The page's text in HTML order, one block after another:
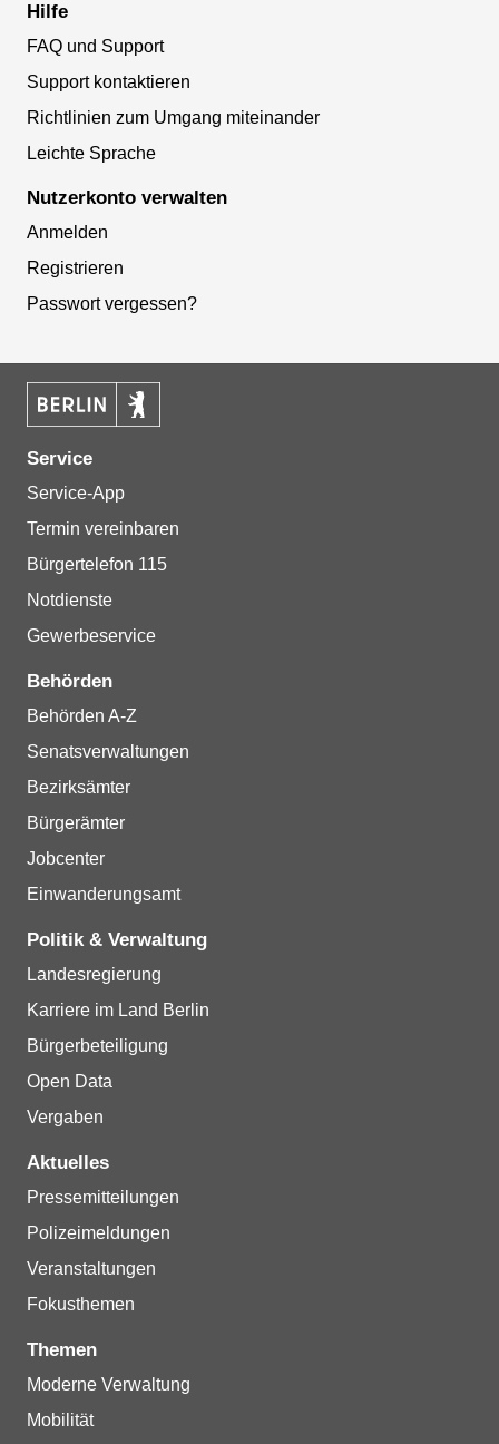
Hilfe
FAQ und Support
Support kontaktieren
Richtlinien zum Umgang miteinander
Leichte Sprache
Nutzerkonto verwalten
Anmelden
Registrieren
Passwort vergessen?
Service
Service-App
Termin vereinbaren
Bürgertelefon 115
Notdienste
Gewerbeservice
Behörden
Behörden A-Z
Senatsverwaltungen
Bezirksämter
Bürgerämter
Jobcenter
Einwanderungsamt
Politik & Verwaltung
Landesregierung
Karriere im Land Berlin
Bürgerbeteiligung
Open Data
Vergaben
Aktuelles
Pressemitteilungen
Polizeimeldungen
Veranstaltungen
Fokusthemen
Themen
Moderne Verwaltung
Mobilität